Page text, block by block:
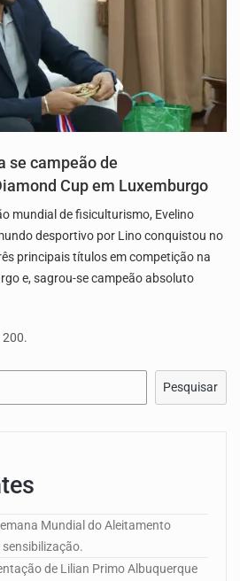
se campeão de
Cup em Luxemburgo
mundial de fisiculturismo, Evelino
desportivo por Lino conquistou no
principais títulos em competição na
e, sagrou-se campeão absoluto
Pesquisar
Mundial do Aleitamento
de Lilian Primo Albuquerque